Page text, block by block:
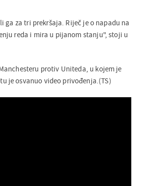
za tri prekršaja. Riječ je o napadu na
reda i mira u pijanom stanju", stoji u
protiv Uniteda, u kojem je
je osvanuo video privođenja.(TS)